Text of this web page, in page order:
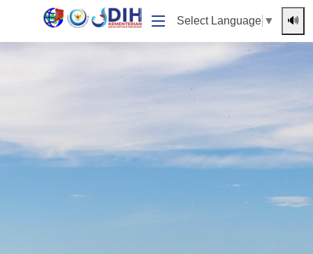
Select Language ▼ 🔊